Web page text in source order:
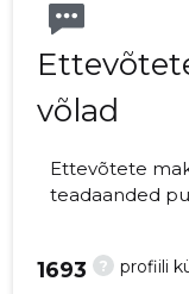
võlad
Ettevõtete
teadaanded
Ettevõtteid
? profiili
1693